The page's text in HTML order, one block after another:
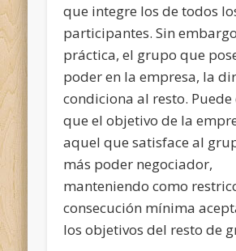
que integre los de todos
participantes. Sin
práctica, el grupo que
poder en la empresa, la
condiciona al resto. Puede
que el objetivo de la
aquel que satisface al
más poder negociador,
manteniendo como
consecución mínima
los objetivos del resto de